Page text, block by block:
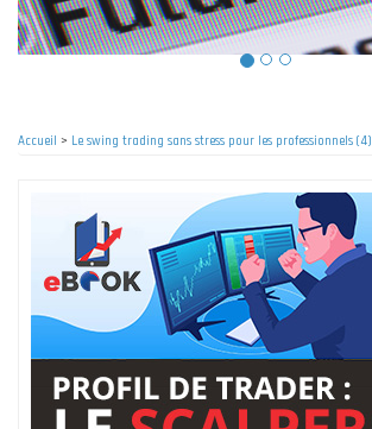
Accueil > Le swing trading sans stress pour les professionnels (4)